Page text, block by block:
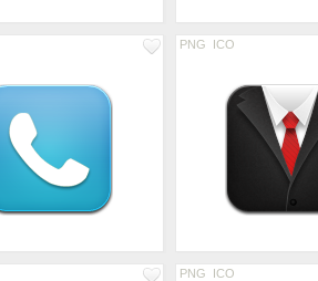
PNG ICO
PNG ICO